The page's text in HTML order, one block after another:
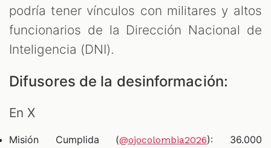
podría tener vínculos con militares y altos
funcionarios de la Dirección Nacional de
Inteligencia (DNI).
Difusores de la desinformación:
En X
Misión Cumplida (@ojocolombia2026): 36.000